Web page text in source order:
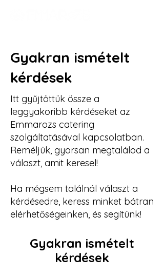
Gyakran ismételt
kérdések
Itt gyűjtöttük össze a
leggyakoribb kérdéseket az
Emmarozs catering
szolgáltatásával kapcsolatban.
Reméljük, gyorsan megtalálod a
választ, amit keresel!
Ha mégsem találnál választ a
kérdésedre, keress minket bátran
elérhetőségeinken, és segítünk!
Gyakran ismételt
kérdések